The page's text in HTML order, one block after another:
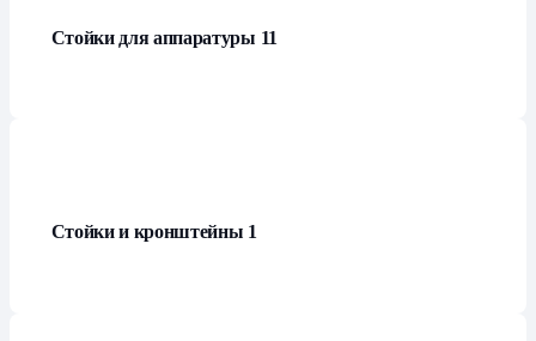
Стойки для аппаратуры 11
Стойки и кронштейны 1